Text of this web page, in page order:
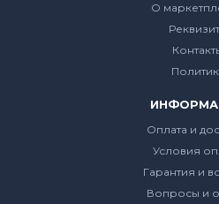
О
Оплата и
Условия
Гарантия и
Вопросы и